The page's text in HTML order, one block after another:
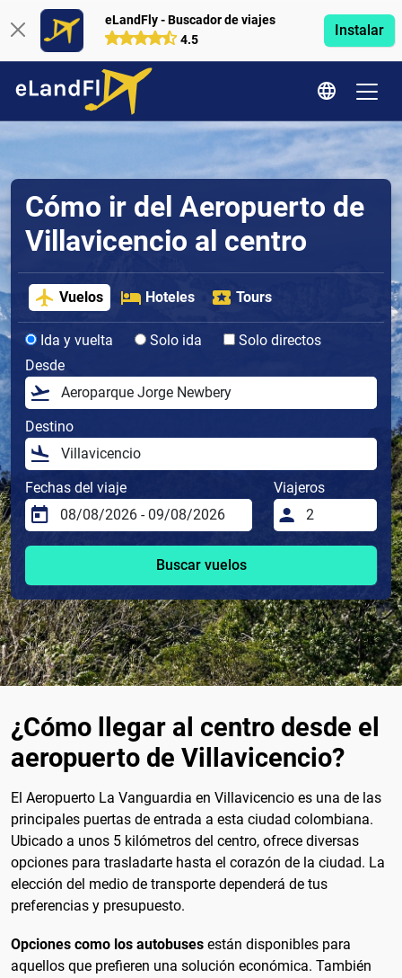
eLandFly - Buscador de viajes
4.5
Instalar
Cómo ir del Aeropuerto de
Villavicencio al centro
Vuelos Hoteles Tours
Ida y vuelta Solo ida
Solo directos
Desde
Destino
Fechas del viaje Viajeros
Buscar vuelos
¿Cómo llegar al centro desde el
aeropuerto de Villavicencio?
El Aeropuerto La Vanguardia en Villavicencio es una de las
principales puertas de entrada a esta ciudad colombiana.
Ubicado a unos 5 kilómetros del centro, ofrece diversas
opciones para trasladarte hasta el corazón de la ciudad. La
elección del medio de transporte dependerá de tus
preferencias y presupuesto.
Opciones como los autobuses están disponibles para
aquellos que prefieren una solución económica. También